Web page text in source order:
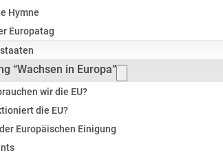
Hymne
Europatag
“Wachsen in Europa”
wir die EU?
die EU?
Europäischen Einigung